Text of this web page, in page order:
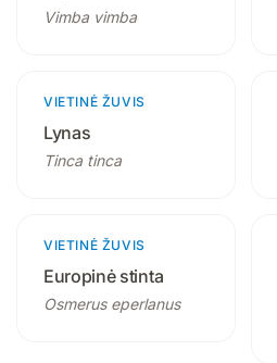
Vimba vimba
2 produktai
VIETINĖ ŽUVIS
Lynas
Tinca tinca
2 produktai
VIETINĖ ŽUVIS
Europinė stinta
Osmerus eperlanus